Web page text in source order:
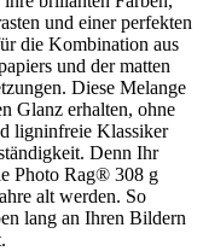
und einer perfekten
die Kombination aus
und der matten
Diese Melange
Glanz erhalten, ohne
ligninfreie Klassiker
Denn Ihr
Photo Rag® 308 g
alt werden. So
lang an Ihren Bildern